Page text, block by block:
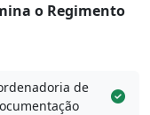
o Regimento
de